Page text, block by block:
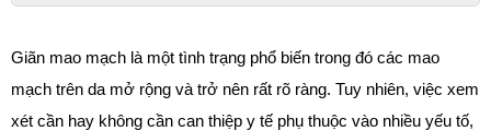
Giãn mao mạch là một tình trạng phổ biến trong đó các mao
mạch trên da mở rộng và trở nên rất rõ ràng. Tuy nhiên, việc xem
xét cần hay không cần can thiệp y tế phụ thuộc vào nhiều yếu tố,